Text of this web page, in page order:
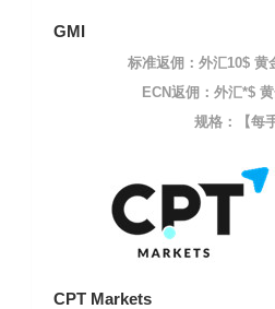
GMI
标准返佣：外汇10$ 黄
ECN返佣：外汇*$
规格：【每
CPT Markets